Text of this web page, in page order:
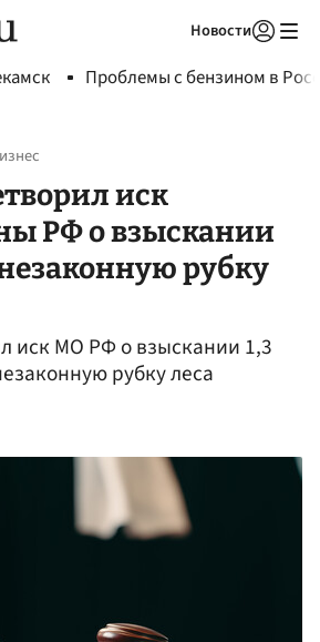
Новости
Проблемы с бензином в
иск
РФ о взыскании
рубку
иск МО РФ о взыскании 1,3
рубку леса